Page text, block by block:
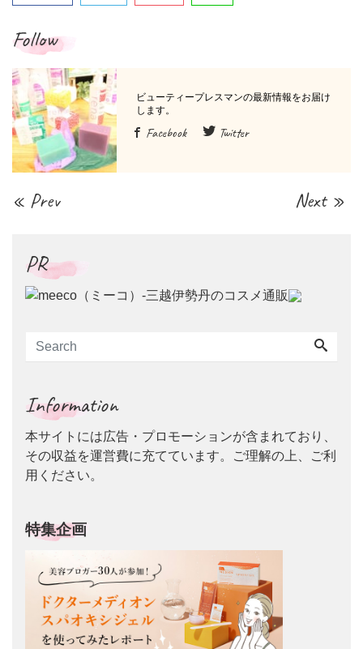
Follow
Facebook Twitter
« Prev Next »
PR
Information
本サイトには広告・プロモーションが含まれており、
その収益を運営費に充てています。ご理解の上、ご利
用ください。
特集企画